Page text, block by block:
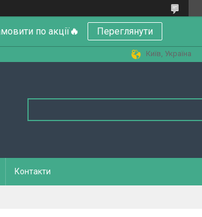
по акції🔥 Переглянути
Київ, Україна
Контакти